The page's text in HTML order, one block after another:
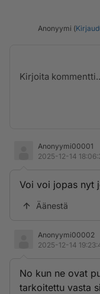
Anonyymi (
Anonyymi00001
2025-12-14
Voi voi jopas nyt
Äänestä
Anonyymi00002
2025-12-14
No kun ne ovat
tarkoitettu vasta